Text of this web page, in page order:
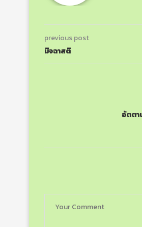
previous post
มิจฉาสติ
อัตต